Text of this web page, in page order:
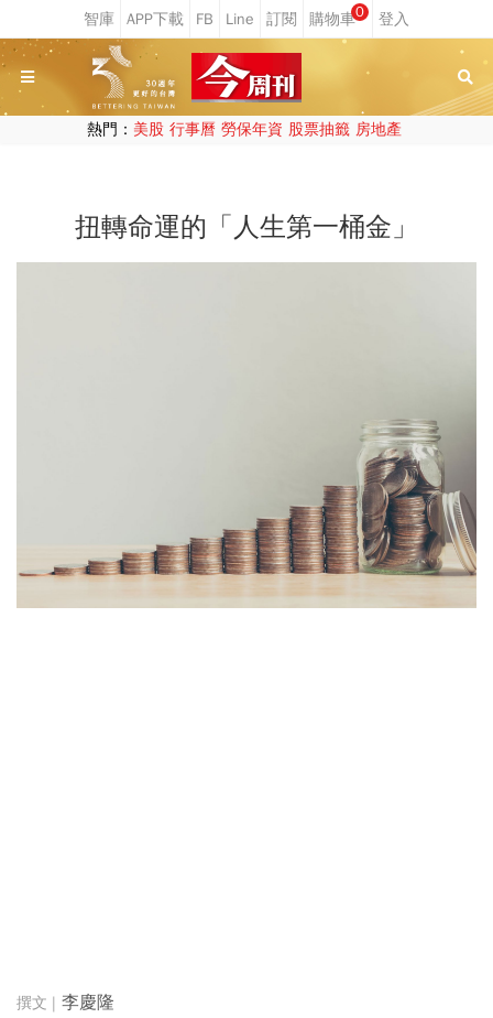
0
熱門： 美股 行事曆 勞保年資 股票抽籤 房地產
扭轉命運的「人生第一桶金」
李慶隆